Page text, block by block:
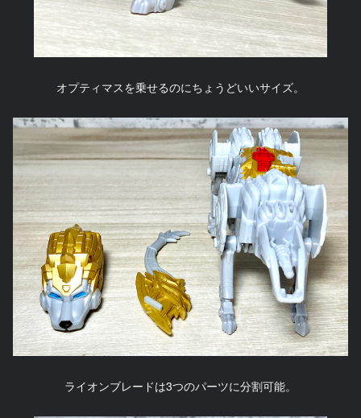
オプティマスを乗せるのにちょうどいいサイズ。
ライオンブレードは3つのパーツに分割可能。